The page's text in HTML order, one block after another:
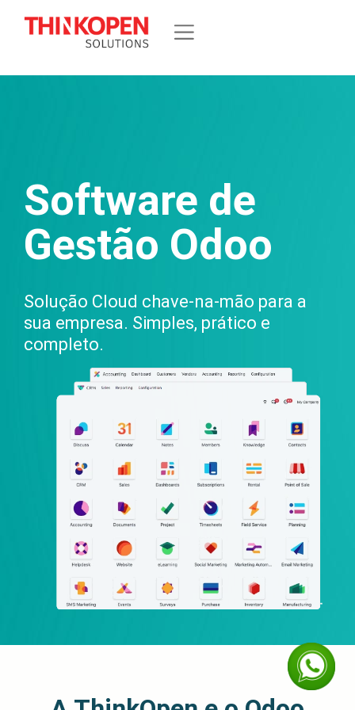
Software de
Gestão Odoo
Solução Cloud chave-na-mão para a
sua empresa. Simples, prático e
completo.